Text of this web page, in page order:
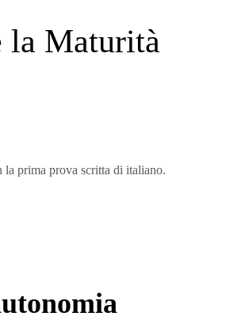
la Maturità
la prima prova scritta di italiano.